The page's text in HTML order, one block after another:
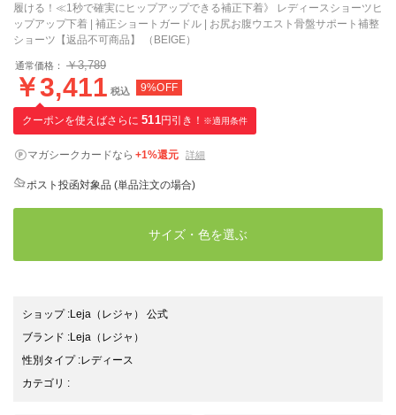
履ける！≪1秒で確実にヒップアップできる補正下着》 レディースショーツヒ
ップアップ下着 | 補正ショートガードル | お尻お腹ウエスト骨盤サポート補整
ショーツ【返品不可商品】 （BEIGE）
通常価格： ￥3,789
￥3,411 税込 9%OFF
クーポンを使えばさらに 511円引き！ ※適用条件
マガシークカードなら +1%還元 詳細
ポスト投函対象品 (単品注文の場合)
サイズ・色を選ぶ
ショップ:Leja（レジャ） 公式
ブランド :Leja （レジャ）
性別タイプ:レディース
カテゴリ :